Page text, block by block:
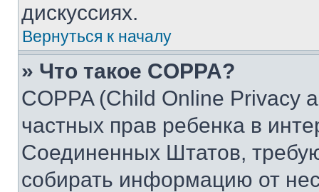
дискуссиях.
Вернуться к началу
» Что такое COPPA?
COPPA (Child Online Privacy
частных прав ребенка в
Соединенных Штатов,
собирать информацию от